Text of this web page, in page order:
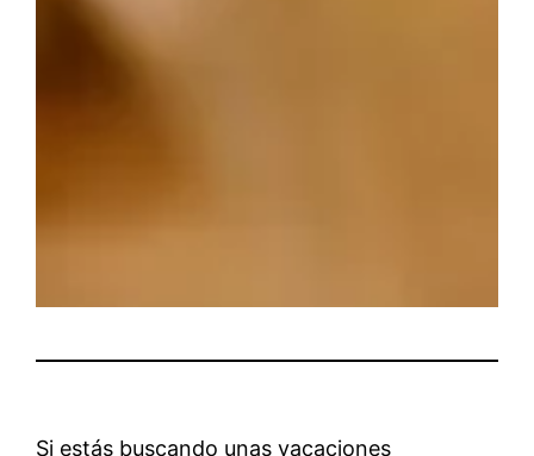
Si estás buscando unas vacaciones